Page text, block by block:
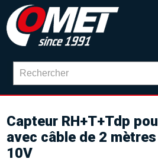
Capteur RH+T+Tdp
avec câble de 2
10V